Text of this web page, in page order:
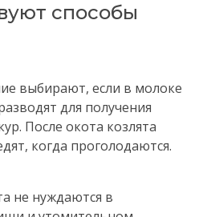
способы
выбирают, если в молоке
для получения
После окота козлята
когда проголодаются.
не нуждаются в